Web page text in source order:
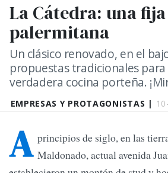
EMPRESAS Y PROTAGONISTAS |
La Cátedra: una fija
palermitana
Un clásico renovado, en el
propuestas tradicionales
verdadera cocina porteña.
A principios de siglo, en las
Maldonado, actual avenida